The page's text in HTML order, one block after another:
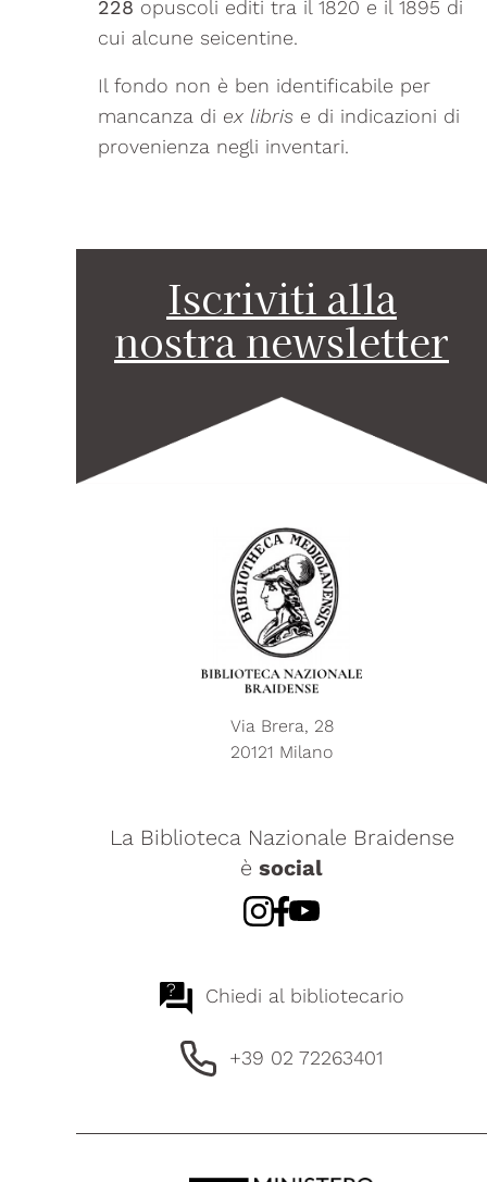
228 opuscoli editi tra il 1820 e il 1895 di
cui alcune seicentine.
Il fondo non è ben identificabile per
mancanza di ex libris e di indicazioni di
provenienza negli inventari.
Iscriviti alla
nostra newsletter
Via Brera, 28
20121 Milano
La Biblioteca Nazionale Braidense
è social
? Chiedi al bibliotecario
+39 02 72263401